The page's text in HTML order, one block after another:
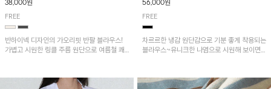
38,000원
FREE
반하이넥 디자인의 가오리핏 반팔 블라우스!
가볍고 시원한 링클 주름 원단으로 여름철 쾌
56,000원
FREE
차르르한 냉감 원단감으로 기분 좋게 착용되는
블라우스~유니크한 나염으로 시원해 보이면